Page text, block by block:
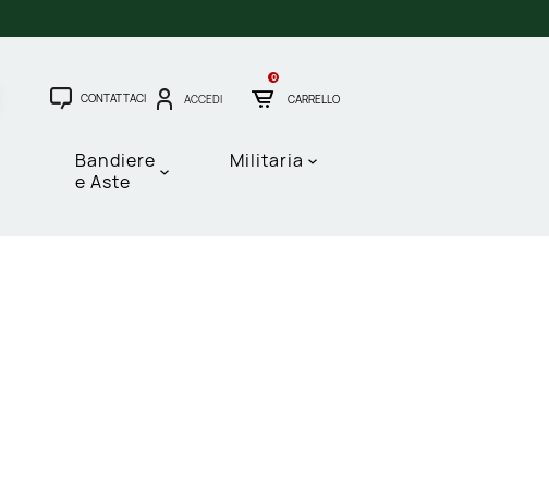
CONTATTACI ACCEDI
0
CARRELLO
Bandiere
e Aste
Militaria